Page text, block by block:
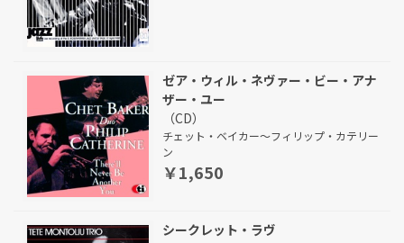
ゼア・ウィル・ネヴァー・ビー・アナ
ザー・ユー
（CD）
チェット・ベイカー～フィリップ・カテリー
ン
￥1,650
シークレット・ラヴ